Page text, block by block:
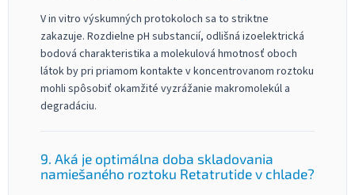
V in vitro výskumných protokoloch sa to striktne
zakazuje. Rozdielne pH substancií, odlišná izoelektrická
bodová charakteristika a molekulová hmotnosť oboch
látok by pri priamom kontakte v koncentrovanom roztoku
mohli spôsobiť okamžité vyzrážanie makromolekúl a
degradáciu.
9. Aká je optimálna doba skladovania
namiešaného roztoku Retatrutide v chlade?